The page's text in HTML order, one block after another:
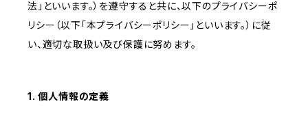
法」といいます。）を遵守すると共に、以下のプライバシーポ
リシー（以下「本プライバシーポリシー」といいます。）に従
い、適切な取扱い及び保護に努めます。
1. 個人情報の定義